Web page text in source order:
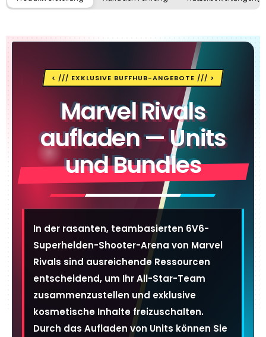
< /// EXKLUSIVE BUFFHUB-ANGEBOTE /// >
Marvel Rivals
aufladen — Units
und Bundles
In der rasanten, teambasierten 6V6-
Superhelden-Shooter-Arena von Marvel
Rivals sind ausreichende Ressourcen
entscheidend, um Ihr All-Star-Team
zusammenzustellen und exklusive
kosmetische Inhalte freizuschalten.
Durch das Aufladen von Units können Sie